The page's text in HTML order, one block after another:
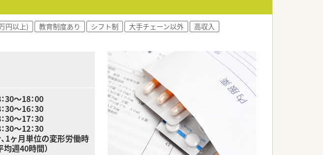
円以上) 教育制度あり シフト制 大手チェーン以外
高収入
～18：00
～16：30
～17：30
～12：30
1ヶ月単位の変形労働時
均週40時間）